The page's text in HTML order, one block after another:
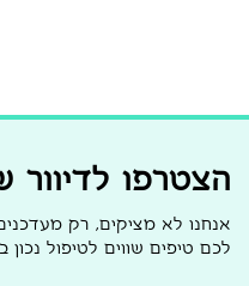
הצטרפו לדיוור
אנחנו לא מציקים, רק
לכם טיפים שווים לטיפול נכון